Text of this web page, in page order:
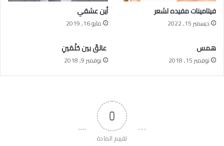
فيتامينات مفيده لشعر
ديسمبر 15, 2022
أين عشقي
مايو 16, 2019
همس
نوفمبر 15, 2018
عالقٌ بين حُلْمَينِ
نوفمبر 9, 2018
0
تقييم المادة